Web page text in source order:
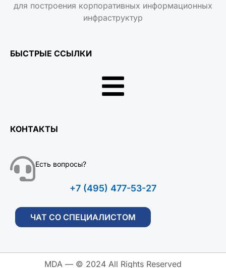
для построения корпоративных информационных
инфраструктур
БЫСТРЫЕ ССЫЛКИ
КОНТАКТЫ
Есть вопросы?
+7 (495) 477-53-27
ЧАТ СО СПЕЦИАЛИСТОМ
MDA — © 2024 All Rights Reserved